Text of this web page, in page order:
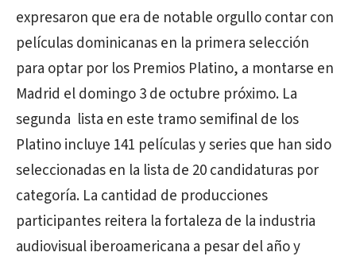
expresaron que era de notable orgullo contar con
películas dominicanas en la primera selección
para optar por los Premios Platino, a montarse en
Madrid el domingo 3 de octubre próximo. La
segunda lista en este tramo semifinal de los
Platino incluye 141 películas y series que han sido
seleccionadas en la lista de 20 candidaturas por
categoría. La cantidad de producciones
participantes reitera la fortaleza de la industria
audiovisual iberoamericana a pesar del año y